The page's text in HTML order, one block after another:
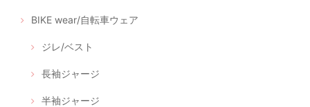
BIKE wear/自転車ウェア
ジレ/ベスト
長袖ジャージ
半袖ジャージ